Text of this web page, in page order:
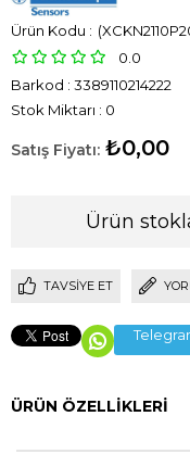
0.0
Barkod : 3389110214222
Stok Miktarı : 0
₺0,00
Ürün
TAVSIYE ET
ÜRÜN ÖZELLIKLERI